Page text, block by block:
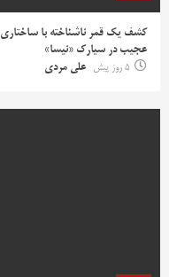
کشف یک قمر ناشناخته با ساختاری
عجیب در سیارک «نیسا»
5 روز پیش
علی مردی